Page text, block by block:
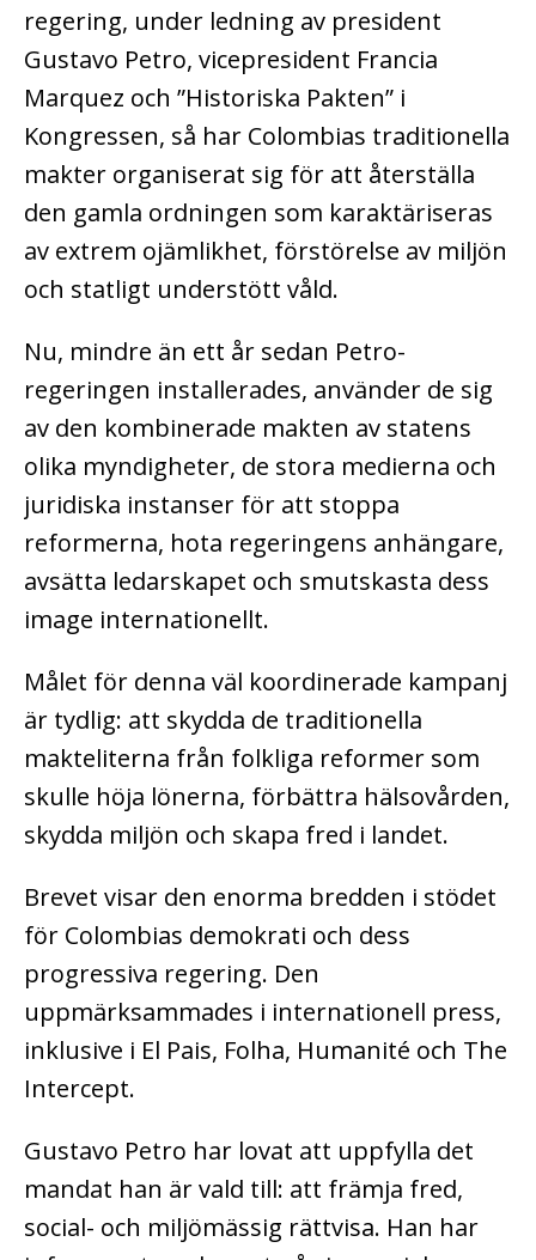
regering, under ledning av president
Gustavo Petro, vicepresident Francia
Marquez och ”Historiska Pakten” i
Kongressen, så har Colombias traditionella
makter organiserat sig för att återställa
den gamla ordningen som karaktäriseras
av extrem ojämlikhet, förstörelse av miljön
och statligt understött våld.
Nu, mindre än ett år sedan Petro-
regeringen installerades, använder de sig
av den kombinerade makten av statens
olika myndigheter, de stora medierna och
juridiska instanser för att stoppa
reformerna, hota regeringens anhängare,
avsätta ledarskapet och smutskasta dess
image internationellt.
Målet för denna väl koordinerade kampanj
är tydlig: att skydda de traditionella
makteliterna från folkliga reformer som
skulle höja lönerna, förbättra hälsovården,
skydda miljön och skapa fred i landet.
Brevet visar den enorma bredden i stödet
för Colombias demokrati och dess
progressiva regering. Den
uppmärksammades i internationell press,
inklusive i El Pais, Folha, Humanité och The
Intercept.
Gustavo Petro har lovat att uppfylla det
mandat han är vald till: att främja fred,
social- och miljömässig rättvisa. Han har